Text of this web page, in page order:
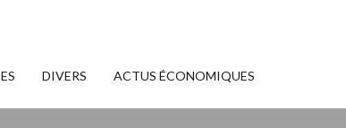
DIVERS ACTUS ÉCONOMIQUES